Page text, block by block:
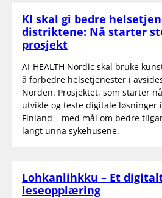
KI skal gi bedre
distriktene: Nå starter
prosjekt
AI-HEALTH Nordic skal bruke
å forbedre helsetjenester i
Norden. Prosjektet, som starter
utvikle og teste digitale løsninger
Finland – med mål om bedre
langt unna sykehusene.
Lohkanlihkku – Et
leseopplæring